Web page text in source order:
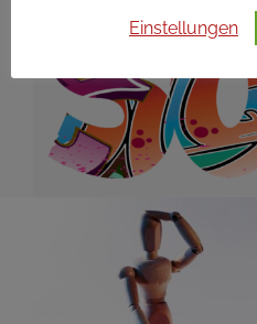
Einstellungen